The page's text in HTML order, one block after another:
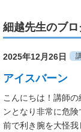
細越先生のブロ
2025年12月26日
アイスバーン
こんにちは！講師
ンとなり非常に危
前で利き腕を大怪